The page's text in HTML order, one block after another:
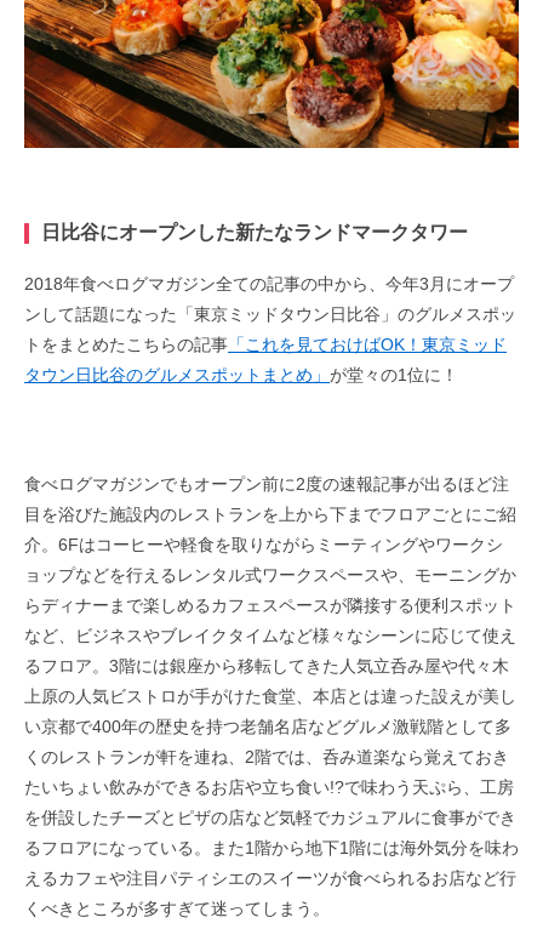
日比谷にオープンした新たなランドマークタワー
2018年食べログマガジン全ての記事の中から、今年3月にオープ
ンして話題になった「東京ミッドタウン日比谷」のグルメスポッ
トをまとめたこちらの記事 「これを見ておけばOK！東京ミッド
タウン日比谷のグルメスポットまとめ」 が堂々の1位に！
食べログマガジンでもオープン前に2度の速報記事が出るほど注
目を浴びた施設内のレストランを上から下までフロアごとにご紹
介。6Fはコーヒーや軽食を取りながらミーティングやワークシ
ョップなどを行えるレンタル式ワークスペースや、モーニングか
らディナーまで楽しめるカフェスペースが隣接する便利スポット
など、ビジネスやブレイクタイムなど様々なシーンに応じて使え
るフロア。3階には銀座から移転してきた人気立呑み屋や代々木
上原の人気ビストロが手がけた食堂、本店とは違った設えが美し
い京都で400年の歴史を持つ老舗名店などグルメ激戦階として多
くのレストランが軒を連ね、2階では、呑み道楽なら覚えておき
たいちょい飲みができるお店や立ち食い!?で味わう天ぷら、工房
を併設したチーズとピザの店など気軽でカジュアルに食事ができ
るフロアになっている。また1階から地下1階には海外気分を味わ
えるカフェや注目パティシエのスイーツが食べられるお店など行
くべきところが多すぎて迷ってしまう。